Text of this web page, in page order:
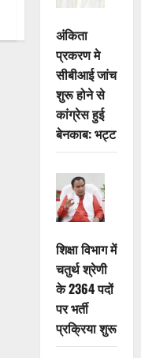
अंकिता
प्रकरण मे
सीबीआई जांच
शुरू होने से
कांग्रेस हुई
बेनकाब: भट्ट
शिक्षा विभाग में
चतुर्थ श्रेणी
के 2364 पदों
पर भर्ती
प्रक्रिया शुरू